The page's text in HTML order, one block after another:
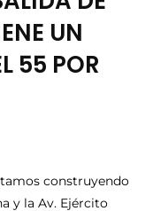
UN
55 POR
construyendo
y la Av. Ejército